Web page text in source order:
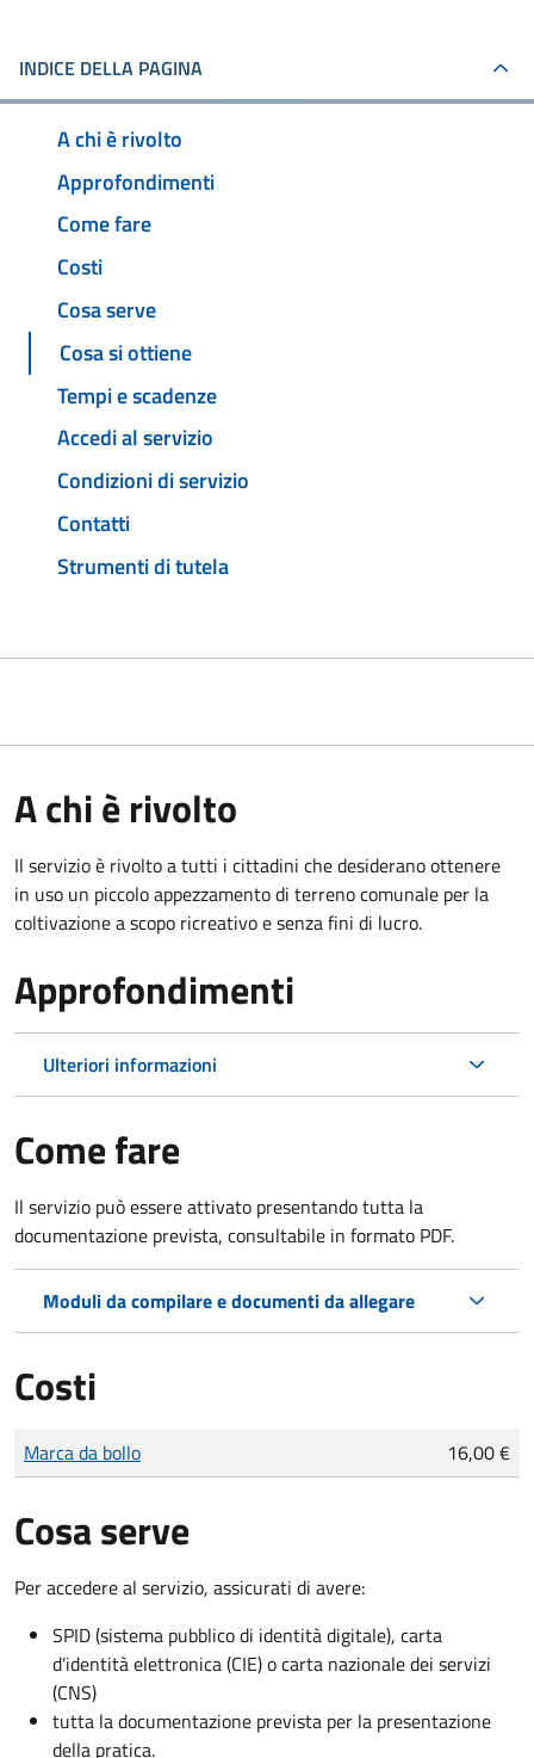
INDICE DELLA PAGINA
A chi è rivolto
Approfondimenti
Come fare
Costi
Cosa serve
Cosa si ottiene
Tempi e scadenze
Accedi al servizio
Condizioni di servizio
Contatti
Strumenti di tutela
A chi è rivolto
Il servizio è rivolto a tutti i cittadini che desiderano ottenere
in uso un piccolo appezzamento di terreno comunale per la
coltivazione a scopo ricreativo e senza fini di lucro.
Approfondimenti
Ulteriori informazioni
Come fare
Il servizio può essere attivato presentando tutta la
documentazione prevista, consultabile in formato PDF.
Moduli da compilare e documenti da allegare
Costi
Tipo di pagamento
Importo
Marca da bollo 16,00 €
Cosa serve
Per accedere al servizio, assicurati di avere:
SPID (sistema pubblico di identità digitale), carta
d’identità elettronica (CIE) o carta nazionale dei servizi
(CNS)
tutta la documentazione prevista per la presentazione
della pratica.